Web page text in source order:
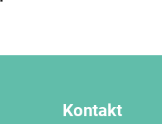
Kontakt